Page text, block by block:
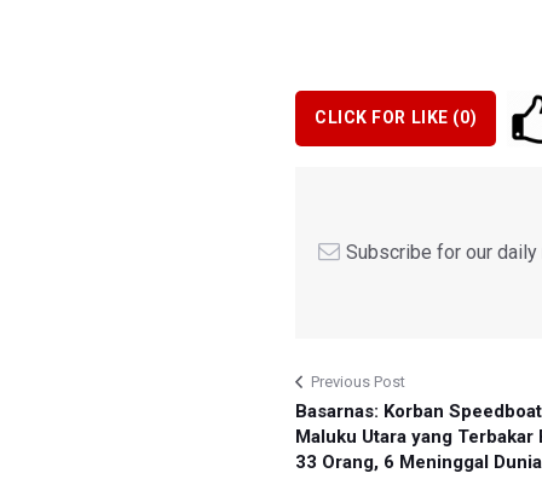
CLICK FOR LIKE (0)
Subscribe for our daily
Previous Post
Basarnas: Korban
Maluku Utara yang Terbakar
33 Orang, 6 Meninggal Dunia